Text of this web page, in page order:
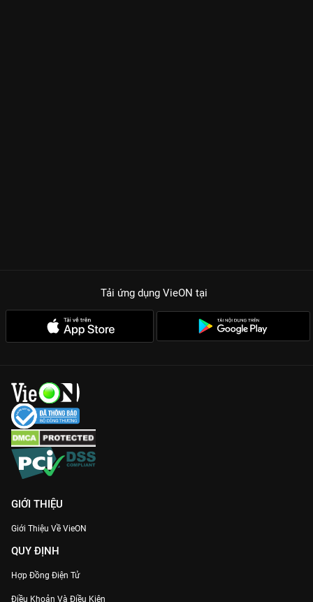
Tải ứng dụng VieON tại
GIỚI THIỆU
Giới Thiệu Về VieON
QUY ĐỊNH
Hợp Đồng Điện Tử
Điều Khoản Và Điều Kiện